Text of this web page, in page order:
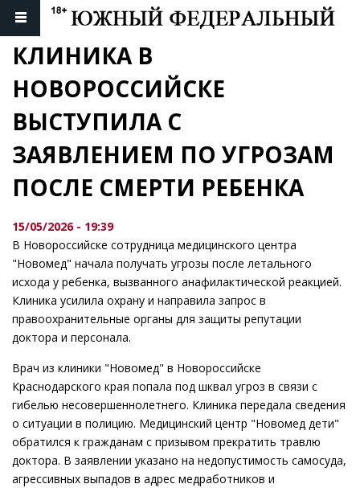
КЛИНИКА В
НОВОРОССИЙСКЕ
ВЫСТУПИЛА С
ЗАЯВЛЕНИЕМ ПО УГРОЗАМ
ПОСЛЕ СМЕРТИ РЕБЕНКА
15/05/2026 - 19:39
В Новороссийске сотрудница медицинского центра
"Новомед" начала получать угрозы после летального
исхода у ребенка, вызванного анафилактической реакцией.
Клиника усилила охрану и направила запрос в
правоохранительные органы для защиты репутации
доктора и персонала.
Врач из клиники "Новомед" в Новороссийске
Краснодарского края попала под шквал угроз в связи с
гибелью несовершеннолетнего. Клиника передала сведения
о ситуации в полицию. Медицинский центр "Новомед дети"
обратился к гражданам с призывом прекратить травлю
доктора. В заявлении указано на недопустимость самосуда,
агрессивных выпадов в адрес медработников и